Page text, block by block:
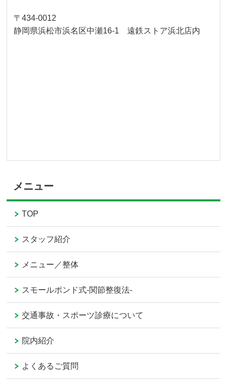
〒434-0012
静岡県浜松市浜名区中瀬16-1 遠鉄ストア浜北店内
メニュー
TOP
スタッフ紹介
メニュー／整体
スモールポンド式-関節整復法-
交通事故・スポーツ診療について
院内紹介
よくあるご質問